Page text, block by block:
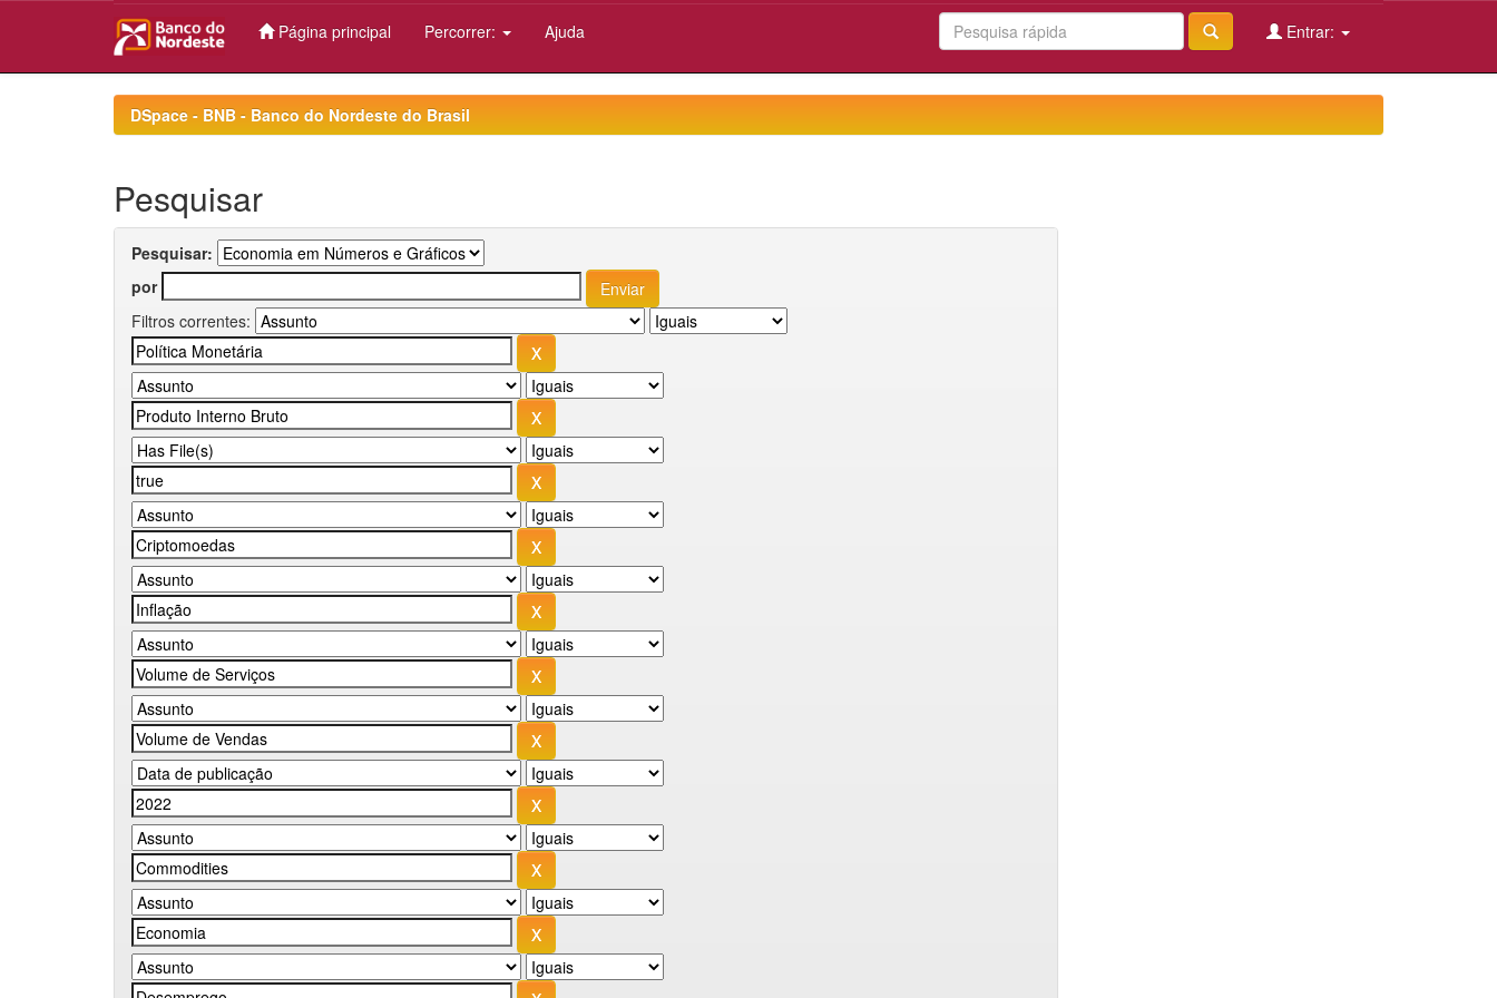
Página principal Percorrer: Ajuda Entrar:
DSpace - BNB - Banco do Nordeste do Brasil
Pesquisar
Pesquisar:
por
Filtros correntes: